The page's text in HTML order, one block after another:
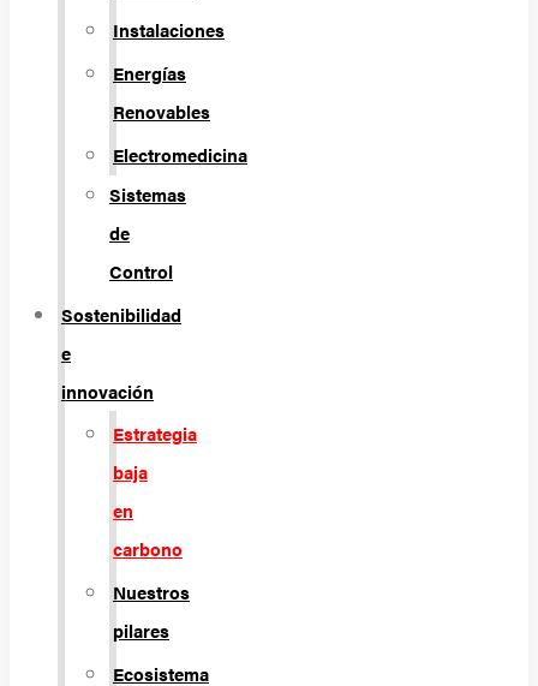
Instalaciones
Energías
Renovables
Electromedicina
Sistemas
de
Control
Sostenibilidad
e
innovación
Estrategia
baja
en
carbono
Nuestros
pilares
Ecosistema